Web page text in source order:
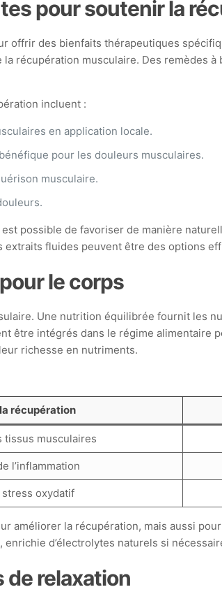
pour soutenir la
offrir des bienfaits thérapeutiques
récupération musculaire. Des remèdes
incluent :
en application locale.
pour les douleurs musculaires.
musculaire.
possible de favoriser de manière
fluides peuvent être des options
le corps
Une nutrition équilibrée fournit les
être intégrés dans le régime
richesse en nutriments.
récupération
tissus musculaires
l’inflammation
stress oxydatif
améliorer la récupération, mais aussi
enrichie d’électrolytes naturels si
relaxation